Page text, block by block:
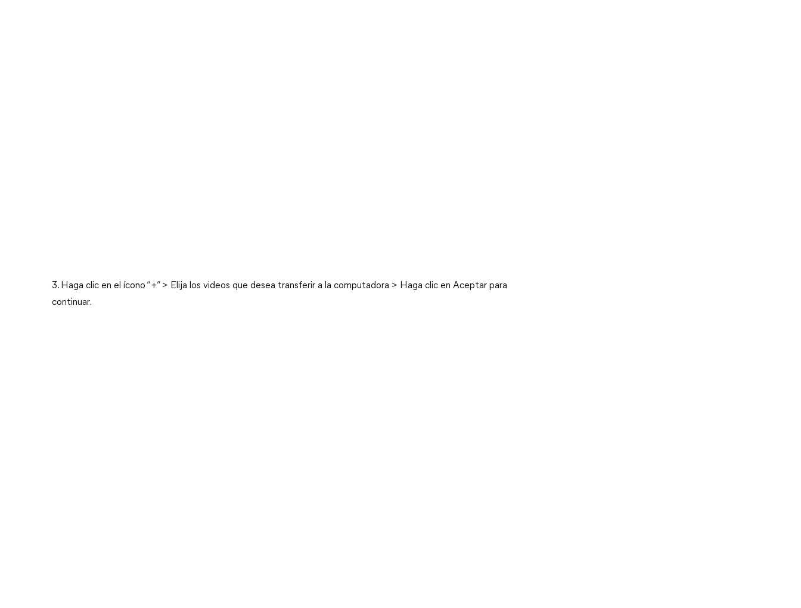
3. Haga clic en el ícono “+” > Elija los videos que desea transferir a la computadora > Haga clic en Aceptar para
continuar.